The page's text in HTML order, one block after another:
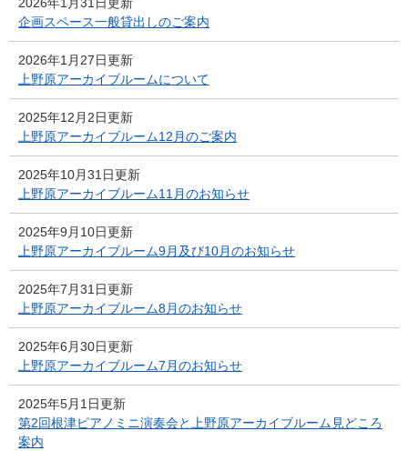
企画スペース一般貸出しのご案内
2026年1月27日更新
上野原アーカイブルームについて
2025年12月2日更新
上野原アーカイブルーム12月のご案内
2025年10月31日更新
上野原アーカイブルーム11月のお知らせ
2025年9月10日更新
上野原アーカイブルーム9月及び10月のお知らせ
2025年7月31日更新
上野原アーカイブルーム8月のお知らせ
2025年6月30日更新
上野原アーカイブルーム7月のお知らせ
2025年5月1日更新
第2回根津ピアノミニ演奏会と上野原アーカイブルーム見どころ
案内